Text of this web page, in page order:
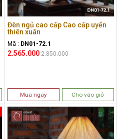
Đèn ngủ cao cấp Cao cấp uyển
thiên xuân
Mã : DN01-72.1
2.565.000 2.850.000
Mua ngay Cho vào giỏ